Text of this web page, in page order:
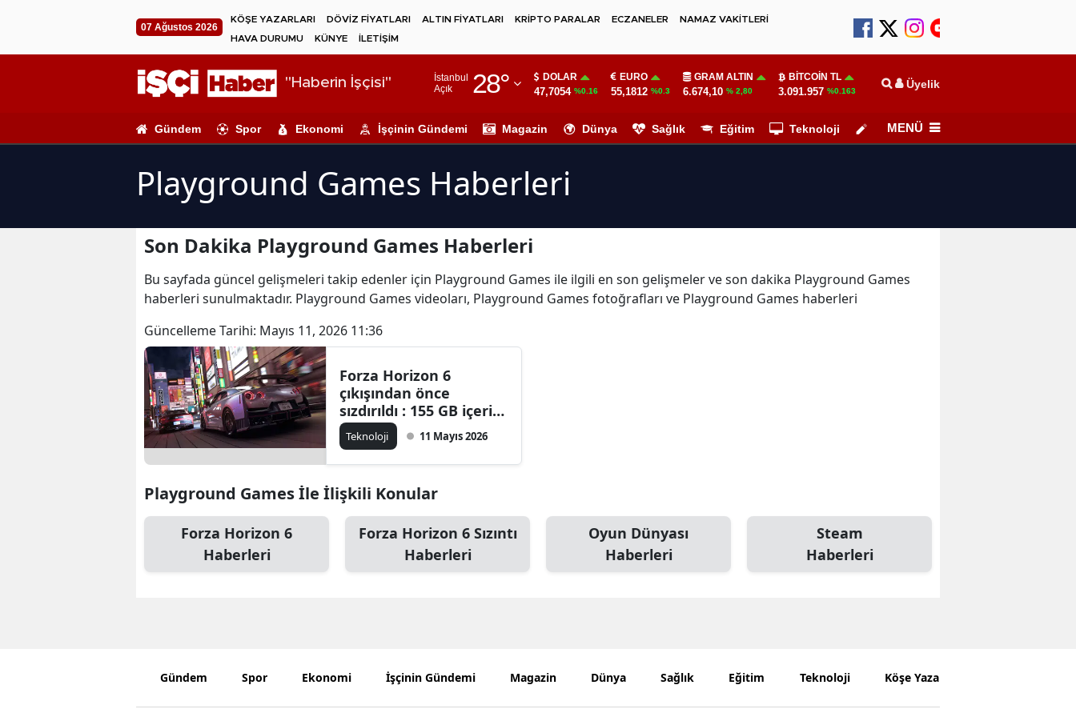
07 Ağustos 2026
KÖŞE YAZARLARI DÖVİZ FİYATLARI ALTIN FİYATLARI KRİPTO PARALAR ECZANELER
NAMAZ VAKİTLERİ
HAVA DURUMU
KÜNYE İLETİŞİM
"Haberin İşçisi"
İstanbul
Açık
28°
Adıyaman
Ağrı
Amasya
Antalya
Artvin
Aydın
Balıkesir
Bilecik
Bingöl
Bitlis
Bursa
Çanakkale
Denizli
Diyarbakır
DOLAR
47,7054 %0.16
EURO
55,1812 %0.3
GRAM ALTIN
6.674,10 % 2,80
BITCOIN TL
3.091.957 %0.163 Üyelik
Gündem Spor Ekonomi İşçinin Gündemi Magazin Dünya Sağlık Eğitim Teknoloji Köşe Yazarları
MENÜ
Playground Games Haberleri
Son Dakika Playground Games Haberleri
Bu sayfada güncel gelişmeleri takip edenler için Playground Games ile ilgili en son gelişmeler ve son dakika Playground Games
haberleri sunulmaktadır. Playground Games videoları, Playground Games fotoğrafları ve Playground Games haberleri
Güncelleme Tarihi: Mayıs 11, 2026 11:36
Forza Horizon 6
çıkışından önce
sızdırıldı : 155 GB içerik
internete düştü
Teknoloji 11 Mayıs 2026
Playground Games İle İlişkili Konular
Forza Horizon 6
Haberleri
Forza Horizon 6 Sızıntı
Haberleri
Oyun Dünyası
Haberleri
Steam
Haberleri
Gündem Spor Ekonomi İşçinin Gündemi Magazin Dünya Sağlık Eğitim Teknoloji Köşe Yazarları